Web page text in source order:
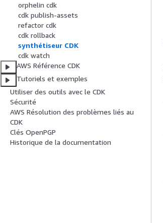
orphelin cdk
cdk publish-assets
refactor cdk
cdk rollback
synthétiseur CDK
cdk watch
AWS Référence CDK
Tutoriels et exemples
Utiliser des outils avec le CDK
Sécurité
AWS Résolution des problèmes liés au
CDK
Clés OpenPGP
Historique de la documentation